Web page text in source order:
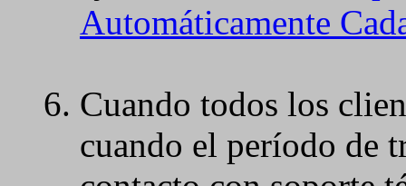
Automáticamente
Cuando todos los
cuando el período de